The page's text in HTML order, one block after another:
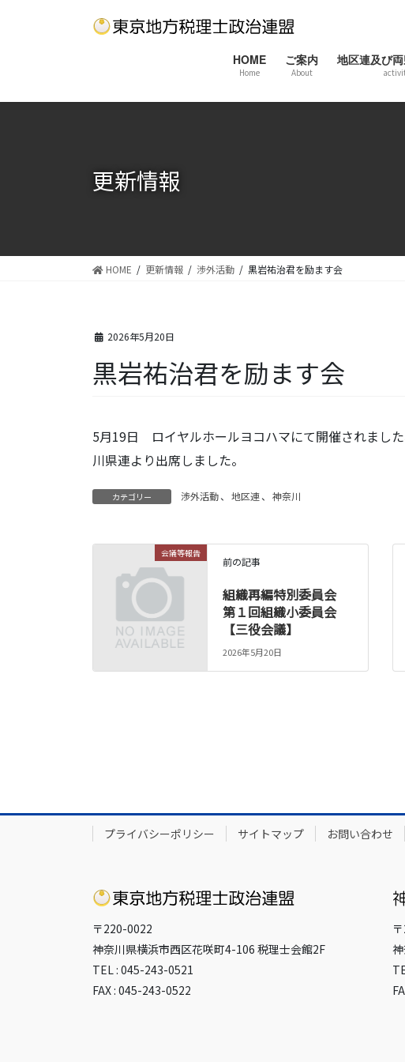
に
ョ
HOME
Home
ご案内
About
地区連及び
更新情報
HOME 更新情報 渉外活動 黒岩祐治君を励ます会
2026年5月20日
黒岩祐治君を励ます会
5月19日 ロイヤルホールヨコハマにて開催されまし
川県連より出席しました。
カテゴリー 渉外活動、 地区連、 神奈川
会議等報告
前の記事
組織再編特別委員会
第１回組織小委員会
【三役会議】
2026年5月20日
プライバシーポリシー サイトマップ お問い合わせ
〒220-0022
神奈川県横浜市西区花咲町4-106 税理士会館2F
TEL : 045-243-0521
FAX : 045-243-0522